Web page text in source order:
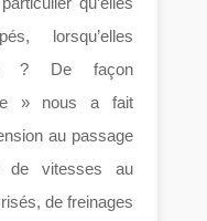
lorsqu’elles
? De façon
e » nous a fait
au passage
de vitesses au
de freinages